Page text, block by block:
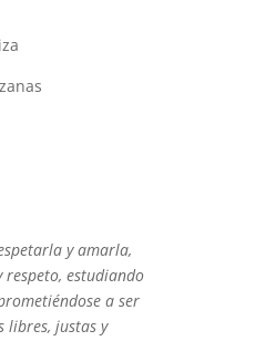
y amarla,
estudiando
a ser
libres, justas y